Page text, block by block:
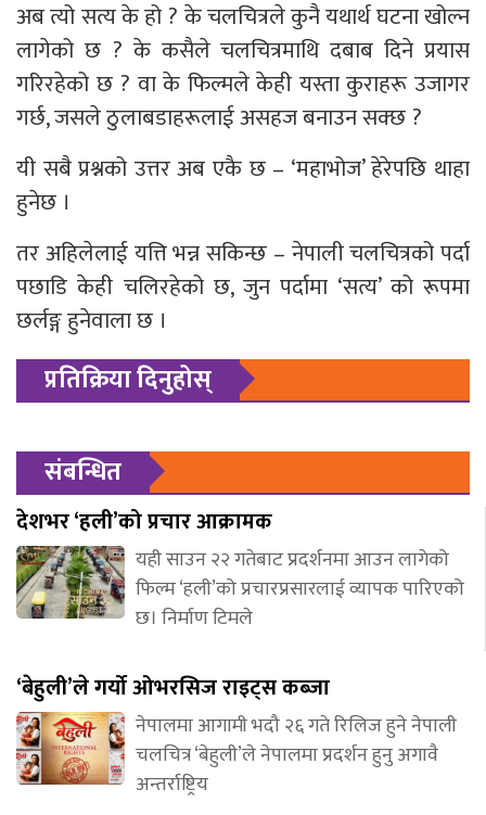
अब त्यो सत्य के हो ? के चलचित्रले कुनै यथार्थ घटना खोल्न
लागेको छ ? के कसैले चलचित्रमाथि दबाब दिने प्रयास
गरिरहेको छ ? वा के फिल्मले केही यस्ता कुराहरू उजागर
गर्छ, जसले ठुलाबडाहरूलाई असहज बनाउन सक्छ ?
यी सबै प्रश्नको उत्तर अब एकै छ – ‘महाभोज’ हेरेपछि थाहा
हुनेछ ।
तर अहिलेलाई यत्ति भन्न सकिन्छ – नेपाली चलचित्रको पर्दा
पछाडि केही चलिरहेको छ, जुन पर्दामा ‘सत्य’ को रूपमा
छर्लङ्ग हुनेवाला छ ।
प्रतिक्रिया दिनुहोस्
संबन्धित
देशभर ‘हली’को प्रचार आक्रामक
यही साउन २२ गतेबाट प्रदर्शनमा आउन लागेको
फिल्म ‘हली’को प्रचारप्रसारलाई व्यापक पारिएको
छ। निर्माण टिमले
‘बेहुली’ले गर्यो ओभरसिज राइट्स कब्जा
नेपालमा आगामी भदौ २६ गते रिलिज हुने नेपाली
चलचित्र ‘बेहुली’ले नेपालमा प्रदर्शन हुनु अगावै
अन्तर्राष्ट्रिय